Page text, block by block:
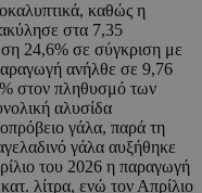
καθώς η
στα 7,35
24,6% σε σύγκριση με
ανήλθε σε 9,76
στον πληθυσμό των
αλυσίδα
γάλα, παρά τη
γάλα αυξήθηκε
του 2026 η παραγωγή
λίτρα, ενώ τον Απρίλιο